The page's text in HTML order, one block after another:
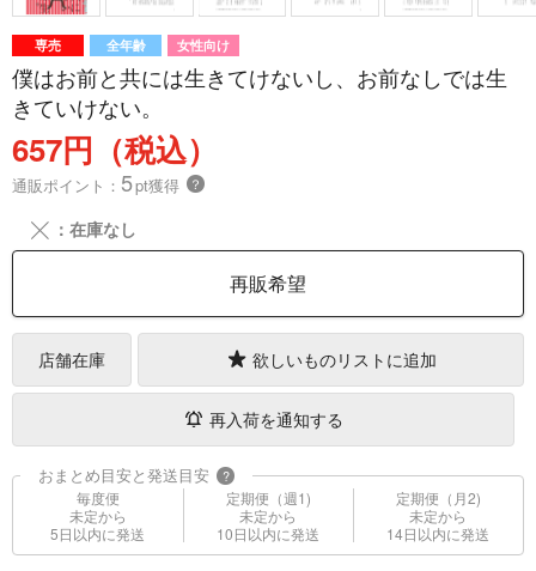
専売 全年齢 女性向け
僕はお前と共には生きてけないし、お前なしでは生
きていけない。
657円（税込）
通販ポイント： 5pt獲得 ？
╳ ：在庫なし
再販希望
店舗在庫 欲しいものリストに追加
再入荷を通知する
おまとめ目安と発送目安 ?
毎度便
未定から
5日以内に発送
定期便（週1)
未定から
10日以内に発送
定期便（月2)
未定から
14日以内に発送